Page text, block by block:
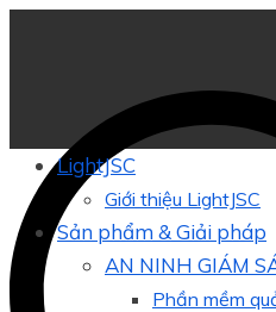
LightJSC
Giới thiệu LightJSC
Sản phẩm & Giải pháp
AN NINH GIÁM
Phần mềm